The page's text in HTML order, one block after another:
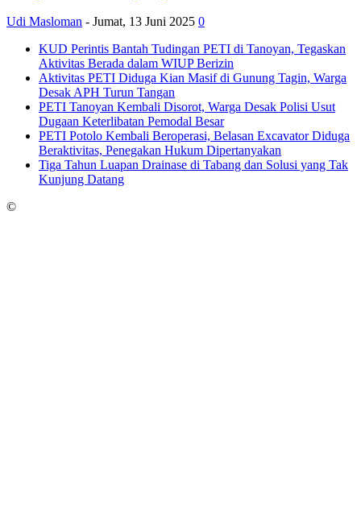
Udi Masloman - Jumat, 13 Juni 2025 0
KUD Perintis Bantah Tudingan PETI di Tanoyan, Tegaskan
Aktivitas Berada dalam WIUP Berizin
Aktivitas PETI Diduga Kian Masif di Gunung Tagin, Warga
Desak APH Turun Tangan
PETI Tanoyan Kembali Disorot, Warga Desak Polisi Usut
Dugaan Keterlibatan Pemodal Besar
PETI Potolo Kembali Beroperasi, Belasan Excavator Diduga
Beraktivitas, Penegakan Hukum Dipertanyakan
Tiga Tahun Luapan Drainase di Tabang dan Solusi yang Tak
Kunjung Datang
©